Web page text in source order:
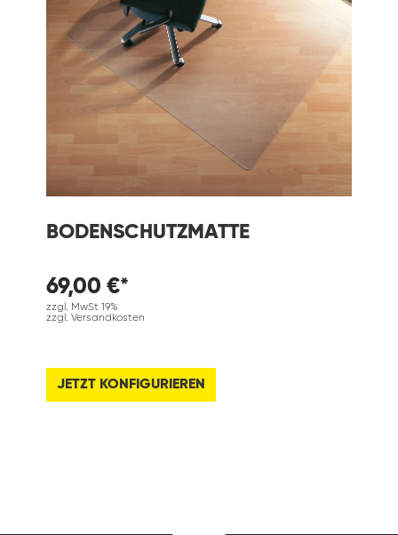
BODENSCHUTZMATTE
69,00 €*
zzgl. MwSt 19%
zzgl. Versandkosten
JETZT KONFIGURIEREN